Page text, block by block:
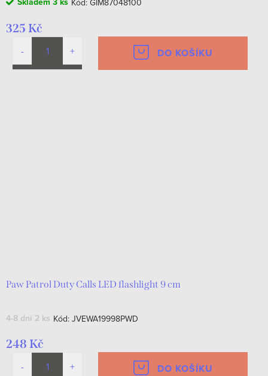
Kód: GIM87048100
325 Kč
DO KOŠÍKU
Paw Patrol Duty Calls LED flashlight 9 cm
4-8 dní 2 ks Kód: JVEWA19998PWD
248 Kč
DO KOŠÍKU